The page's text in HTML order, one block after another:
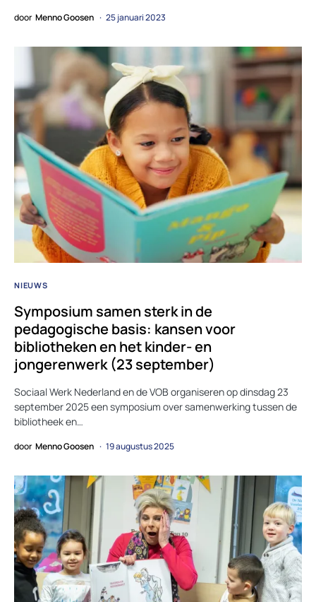
door Menno Goosen 25 januari 2023
NIEUWS
Symposium samen sterk in de
pedagogische basis: kansen voor
bibliotheken en het kinder- en
jongerenwerk (23 september)
Sociaal Werk Nederland en de VOB organiseren op dinsdag 23
september 2025 een symposium over samenwerking tussen de
bibliotheek en…
door Menno Goosen 19 augustus 2025